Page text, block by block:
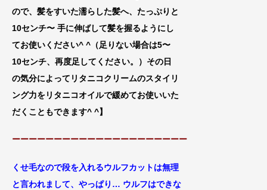
ので、髪をすいた濡らした髪へ、たっぷりと
10センチ〜 手に伸ばして髪を握るようにし
てお使いください^ ^（足りない場合は5〜
10センチ、再度足してください。）その日
の気分によってリタニコクリームのスタイリ
ング力をリタニコオイルで緩めてお使いいた
だくこともできます^ ^】
ーーーーーーーーーーーーーーーーーーーーー
くせ毛なので段を入れるウルフカットは無理
と言われまして、やっぱり… ウルフはできな